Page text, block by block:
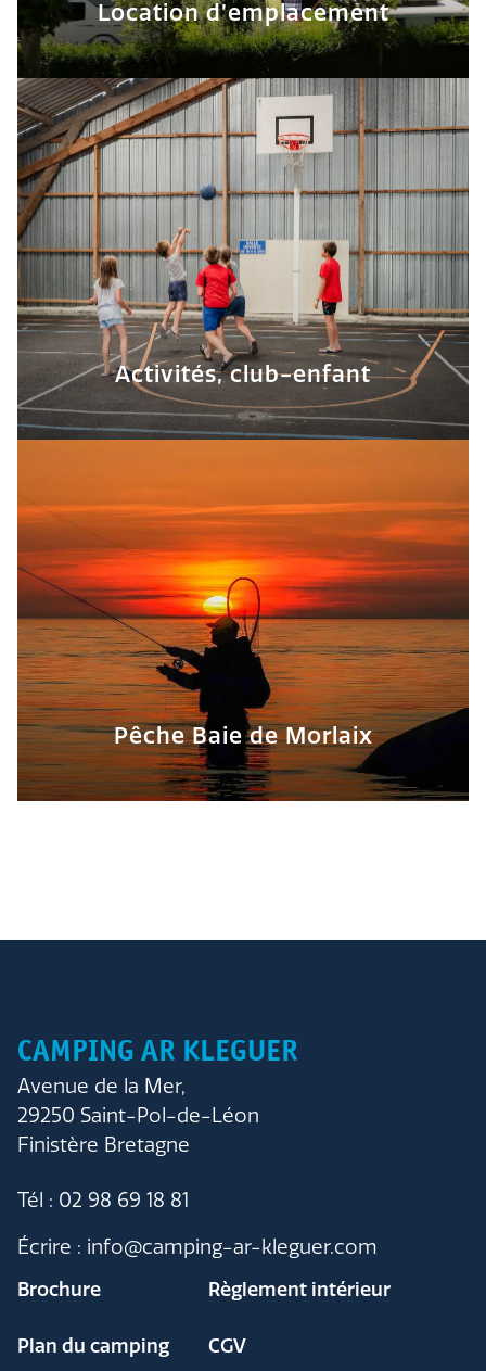
Location d’emplacement
Activités, club-enfant
Pêche Baie de Morlaix
CAMPING AR KLEGUER
Avenue de la Mer,
29250 Saint-Pol-de-Léon
Finistère Bretagne
Tél : 02 98 69 18 81
Écrire : info@camping-ar-kleguer.com
Brochure Règlement intérieur
Plan du camping CGV